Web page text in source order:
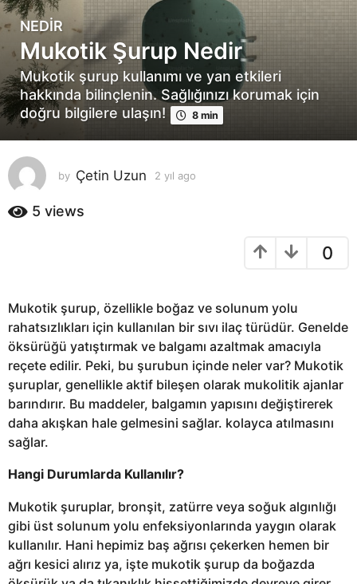
2
y
ı
l
a
g
o
2
y
l
NEDIR
Mukotik Şurup Nedir
Mukotik şurup kullanımı ve yan etkileri
hakkında bilinçlenin. Sağlığınızı korumak için
doğru bilgilere ulaşın!
8 min
by Çetin Uzun 2 yıl ago
5 views
0
Mukotik şurup, özellikle boğaz ve solunum yolu
rahatsızlıkları için kullanılan bir sıvı ilaç türüdür. Genelde
öksürüğü yatıştırmak ve balgamı azaltmak amacıyla
reçete edilir. Peki, bu şurubun içinde neler var? Mukotik
şuruplar, genellikle aktif bileşen olarak mukolitik ajanlar
barındırır. Bu maddeler, balgamın yapısını değiştirerek
daha akışkan hale gelmesini sağlar. kolayca atılmasını
sağlar.
Hangi Durumlarda Kullanılır?
Mukotik şuruplar, bronşit, zatürre veya soğuk algınlığı
gibi üst solunum yolu enfeksiyonlarında yaygın olarak
kullanılır. Hani hepimiz baş ağrısı çekerken hemen bir
ağrı kesici alırız ya, işte mukotik şurup da boğazda